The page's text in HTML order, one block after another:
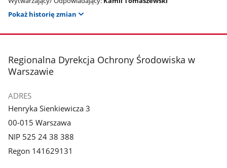
Pokaż historię zmian
stopka
Regionalna Dyrekcja Ochrony Środowiska w
Warszawie
ADRES
Henryka Sienkiewicza 3
00-015 Warszawa
NIP 525 24 38 388
Regon 141629131